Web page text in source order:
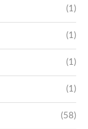
(1)
(1)
(1)
(1)
(58)